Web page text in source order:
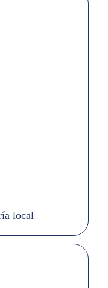
local